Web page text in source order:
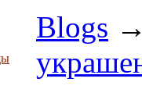
Blogs →